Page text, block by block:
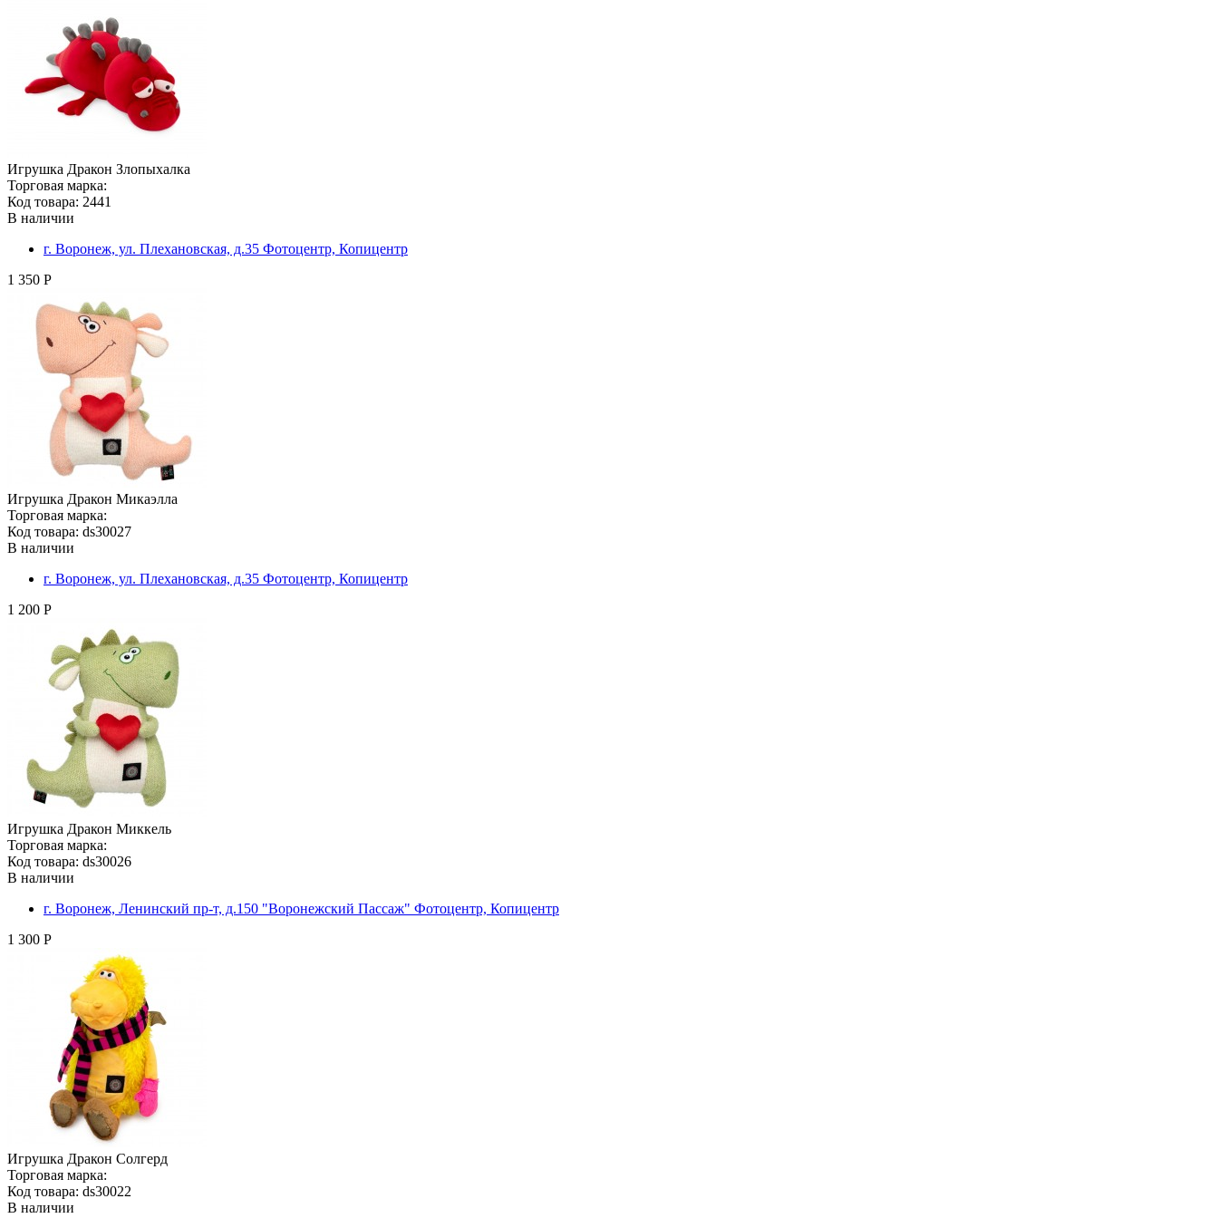
Игрушка Дракон Злопыхалка
Торговая марка:
Код товара: 2441
В наличии
г. Воронеж, ул. Плехановская, д.35 Фотоцентр, Копицентр
1 350 Р
Игрушка Дракон Микаэлла
Торговая марка:
Код товара: ds30027
В наличии
г. Воронеж, ул. Плехановская, д.35 Фотоцентр, Копицентр
1 200 Р
Игрушка Дракон Миккель
Торговая марка:
Код товара: ds30026
В наличии
г. Воронеж, Ленинский пр-т, д.150 "Воронежский Пассаж" Фотоцентр, Копицентр
1 300 Р
Игрушка Дракон Солгерд
Торговая марка:
Код товара: ds30022
В наличии